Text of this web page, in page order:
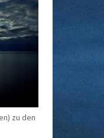
zu den